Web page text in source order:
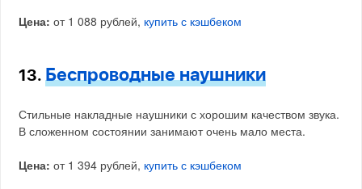
Цена: от 1 088 рублей, купить с кэшбеком
13.Беспроводные наушники
Стильные накладные наушники с хорошим качеством звука.
В сложенном состоянии занимают очень мало места.
Цена: от 1 394 рублей, купить с кэшбеком